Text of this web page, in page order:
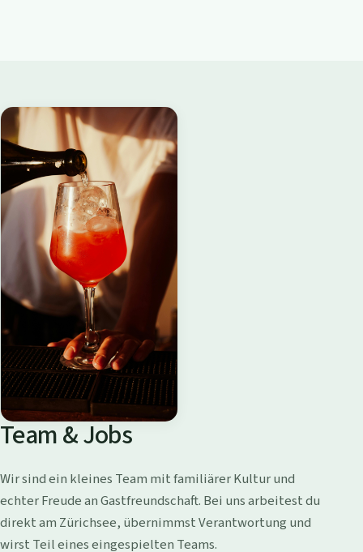
Team & Jobs
Wir sind ein kleines Team mit familiärer Kultur und
echter Freude an Gastfreundschaft. Bei uns arbeitest du
direkt am Zürichsee, übernimmst Verantwortung und
wirst Teil eines eingespielten Teams.